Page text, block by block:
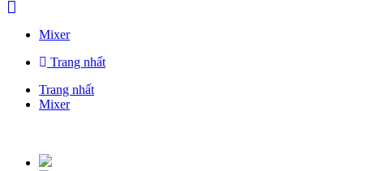
Mixer
Trang nhất
Trang nhất
Mixer